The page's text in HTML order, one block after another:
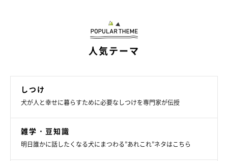
人気テーマ
しつけ
犬が人と幸せに暮らすために必要なしつけを専門家が伝授
雑学・豆知識
明日誰かに話したくなる犬にまつわる”あれこれ”ネタはこちら